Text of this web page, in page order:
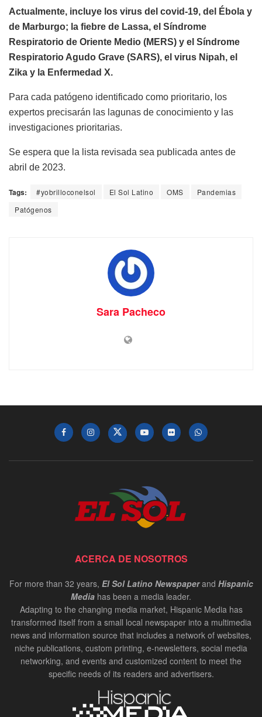
Actualmente, incluye los virus del covid-19, del Ébola y
de Marburgo; la fiebre de Lassa, el Síndrome
Respiratorio de Oriente Medio (MERS) y el Síndrome
Respiratorio Agudo Grave (SARS), el virus Nipah, el
Zika y la Enfermedad X.
Para cada patógeno identificado como prioritario, los
expertos precisarán las lagunas de conocimiento y las
investigaciones prioritarias.
Se espera que la lista revisada sea publicada antes de
abril de 2023.
Tags: #yobrilloconelsol El Sol Latino OMS
Pandemias
Patógenos
Sara Pacheco
ACERCA DE NOSOTROS
For more than 32 years, El Sol Latino Newspaperand Hispanic
Media has been a media leader.
Adapting to the changing media market, Hispanic Media has
transformed itself from a small local newspaper into a multimedia
news and information source that includes a network of websites,
niche publications, custom printing, e-newsletters, social media
networking, and events and customized content to meet the
specific needs of its readers and advertisers.